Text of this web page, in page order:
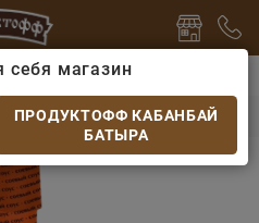
Соус Медведь Любимый
Устричный 210гр
себя магазин
ПРОДУКТОФФ КАБАНБАЙ
БАТЫРА